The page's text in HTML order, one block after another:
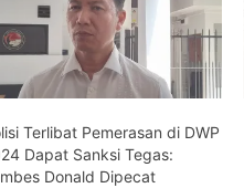
Terlibat Pemerasan di DWP
Dapat Sanksi Tegas:
Donald Dipecat